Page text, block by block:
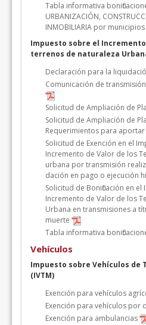
Tabla informativa
URBANIZACIÓN,
INMOBILIARIA por municipios
Impuesto sobre el
terrenos de naturaleza
Declaración para la
Comunicación de
Solicitud de Ampliación de
Solicitud de Ampliación de
Requerimientos para
Solicitud de Exención en el
Incremento de Valor de los
urbana por transmisión
dación en pago o ejecución
Solicitud de Bonificación en
Incremento de Valor de los
Urbana en transmisiones a
muerte
Tabla informativa
Vehículos
Impuesto sobre Vehículos de
(IVTM)
Exención para vehículos
Exención para vehículos por
Exención para ambulancias